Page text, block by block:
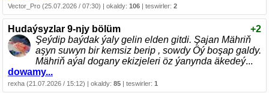
Vector_Pro (25.07.2026 / 07:30) | okaldy: 106 | teswirler: 2
Hudaýsyzlar 9-njy bölüm
+2
Şeýdip baýdak ýaly gelin elden gitdi. Şajan Mähriň
aşyn suwyn bir kemsiz berip , sowdy Öý boşap galdy.
Mähriň aýal dogany ekizjeleri öz ýanynda äkedeý...
dowamy...
rexha (21.07.2026 / 15:12) | okaldy: 85 | teswirler: 1